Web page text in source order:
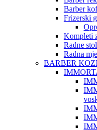
Barber
Frizerski
Kompleti
Radne
Radna
BARBER